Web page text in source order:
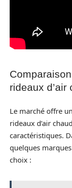
rideaux d’air
Le marché offre
rideaux d’air
caractéristiques.
quelques
choix :